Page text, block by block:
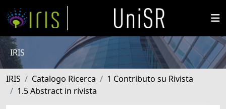
IRIS
IRIS Catalogo Ricerca
1 Contributo su Rivista
1.5 Abstract in rivista